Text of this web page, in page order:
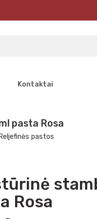
Kontaktai
pasta Rosa
pastos
Rosa